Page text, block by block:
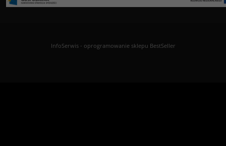
InfoSerwis- oprogramowanie sklepu BestSeller